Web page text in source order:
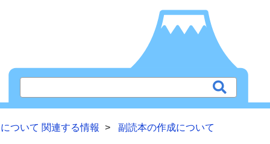
ついて 関連する情報 副読本の作成について